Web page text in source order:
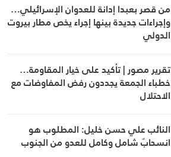
من قصر بعبدا إدانة للعدوان الإسرائيلي…
وإجراءات جديدة بينها إجراء يخص مطار بيروت
الدولي
تقرير مصور | تأكيد على خيار المقاومة…
خطباء الجمعة يجددون رفض المفاوضات مع
الاحتلال
النائب علي حسن خليل: المطلوب هو
انسحابٌ شامل وكامل للعدو من الجنوب